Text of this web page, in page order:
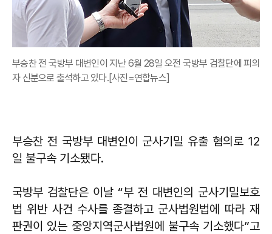
부승찬 전 국방부 대변인이 지난 6월 28일 오전 국방부 검찰단에 피의
자 신분으로 출석하고 있다.[사진=연합뉴스]
부승찬 전 국방부 대변인이 군사기밀 유출 혐의로 12
일 불구속 기소됐다.
국방부 검찰단은 이날 “부 전 대변인의 군사기밀보호
법 위반 사건 수사를 종결하고 군사법원법에 따라 재
판권이 있는 중앙지역군사법원에 불구속 기소했다”고